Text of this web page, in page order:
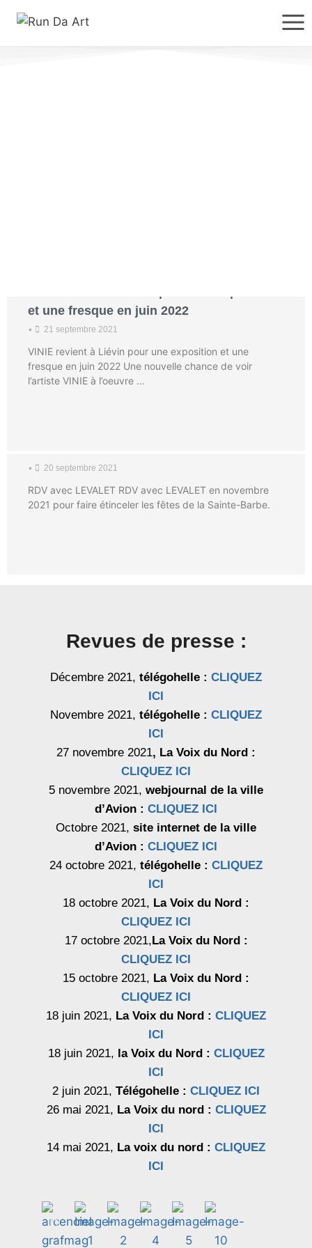
et une fresque en juin 2022
• 21 septembre 2021
VINIE revient à Liévin pour une exposition et une
fresque en juin 2022 Une nouvelle chance de voir
l’artiste VINIE à l’oeuvre …
• 20 septembre 2021
RDV avec LEVALET RDV avec LEVALET en novembre
2021 pour faire étinceler les fêtes de la Sainte-Barbe.
Revues de presse :
Décembre 2021, télégohelle : CLIQUEZ
ICI
Novembre 2021, télégohelle : CLIQUEZ
ICI
27 novembre 2021, La Voix du Nord :
CLIQUEZ ICI
5 novembre 2021, webjournal de la ville
d’Avion : CLIQUEZ ICI
Octobre 2021, site internet de la ville
d’Avion : CLIQUEZ ICI
24 octobre 2021, télégohelle : CLIQUEZ
ICI
18 octobre 2021, La Voix du Nord :
CLIQUEZ ICI
17 octobre 2021, La Voix du Nord :
CLIQUEZ ICI
15 octobre 2021, La Voix du Nord :
CLIQUEZ ICI
18 juin 2021, La Voix du Nord : CLIQUEZ
ICI
18 juin 2021, la Voix du Nord : CLIQUEZ
ICI
2 juin 2021, Télégohelle : CLIQUEZ ICI
26 mai 2021, La Voix du nord : CLIQUEZ
ICI
14 mai 2021, La voix du nord : CLIQUEZ
ICI